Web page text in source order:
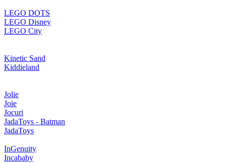
LEGO DOTS
LEGO Disney
LEGO City
Kinetic Sand
Kiddieland
Jolie
Joie
Jocuri
JadaToys - Batman
JadaToys
InGenuity
Incababy